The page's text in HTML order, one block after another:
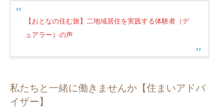
【おとなの住む旅】二地域居住を実践する体験者（デ
ュアラー）の声
私たちと一緒に働きませんか【住まいアドバ
イザー】